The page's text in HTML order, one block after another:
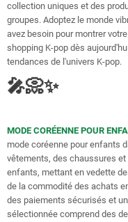
collection uniques et des
groupes. Adoptez le monde
avez besoin pour montrer
shopping K-pop dès
tendances de l'univers K-pop.
🎤📀✨
MODE CORÉENNE POUR
mode coréenne pour enfants
vêtements, des chaussures
enfants, mettant en vedette
de la commodité des achats
des paiements sécurisés et
sélectionnée comprend des